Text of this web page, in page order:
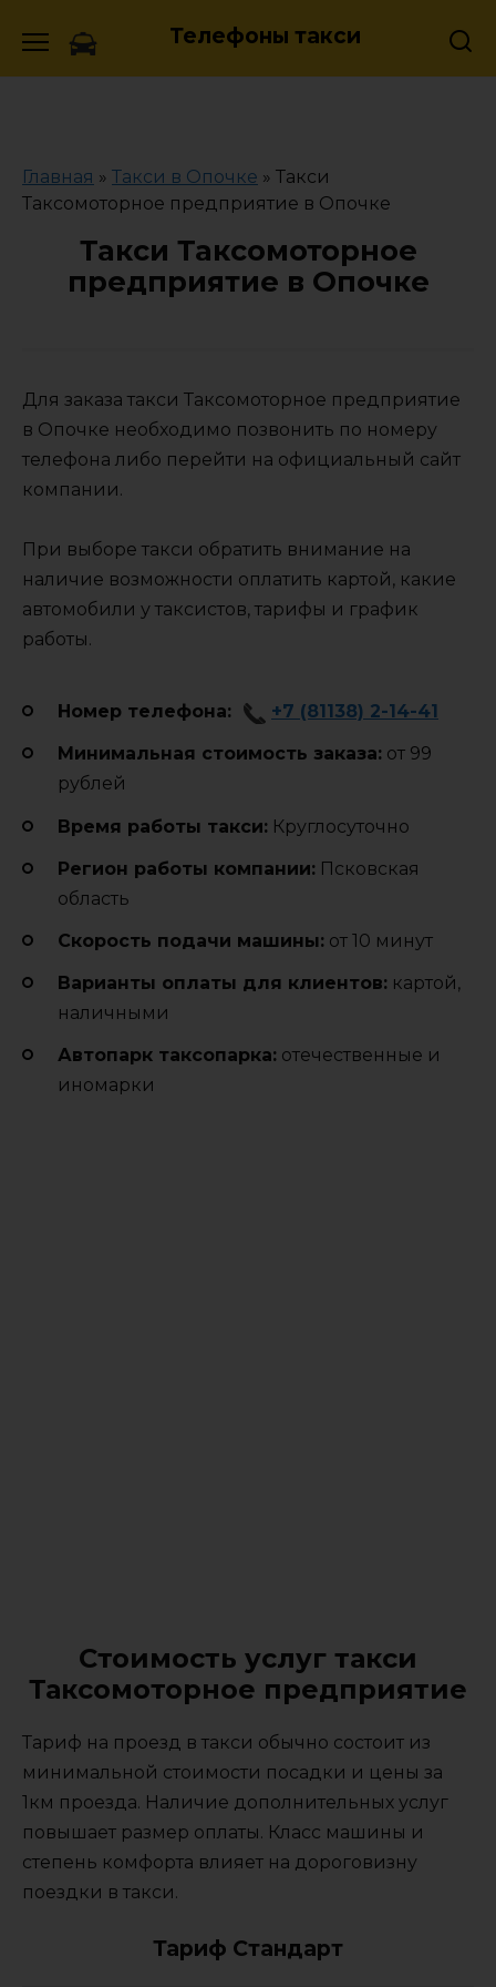
Телефоны такси
Главная » Такси в Опочке » Такси
Таксомоторное предприятие в Опочке
Такси Таксомоторное
предприятие в Опочке
Для заказа такси Таксомоторное предприятие
в Опочке необходимо позвонить по номеру
телефона либо перейти на официальный сайт
компании.
При выборе такси обратить внимание на
наличие возможности оплатить картой, какие
автомобили у таксистов, тарифы и график
работы.
Номер телефона: +7 (81138) 2-14-41
Минимальная стоимость заказа: от 99
рублей
Время работы такси: Круглосуточно
Регион работы компании: Псковская
область
Cкорость подачи машины: от 10 минут
Варианты оплаты для клиентов: картой,
наличными
Автопарк таксопарка: отечественные и
иномарки
Стоимость услуг такси
Таксомоторное предприятие
Тариф на проезд в такси обычно состоит из
минимальной стоимости посадки и цены за
1км проезда. Наличие дополнительных услуг
повышает размер оплаты. Класс машины и
степень комфорта влияет на дороговизну
поездки в такси.
Тариф Стандарт